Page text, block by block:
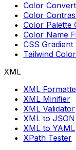
Color
Color
Color Palette
Color Name
CSS
Tailwind
XML
XML
XML Minifier
XML Validator
XML to JSON
XML to YAML
XPath Tester